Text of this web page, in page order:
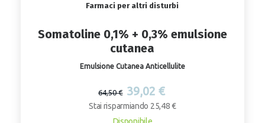
Farmaci per altri disturbi
Somatoline 0,1% + 0,3% emulsione
cutanea
Emulsione Cutanea Anticellulite
64,50 € 39,02 €
Stai risparmiando 25,48 €